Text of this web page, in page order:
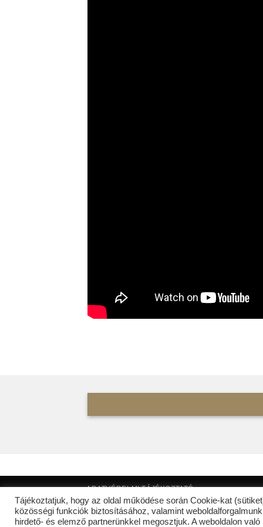
ADATVÉDELMI TÁJÉKOZTATÓ
BorPortré | Copyright 2019 - 2026© Minden
SSL secured by COMODO Cybersecurity
Tájékoztatjuk, hogy az oldal működése során Cookie-kat
közösségi funkciók biztosításához, valamint
hirdető- és elemző partnerünkkel megosztjuk. A weboldalon